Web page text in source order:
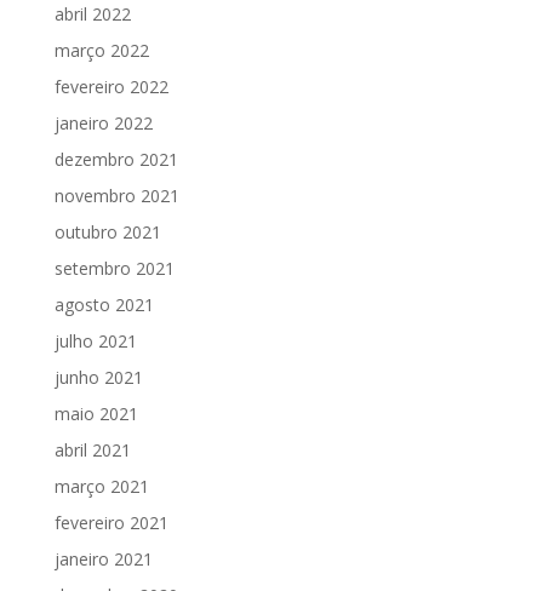
abril 2022
março 2022
fevereiro 2022
janeiro 2022
dezembro 2021
novembro 2021
outubro 2021
setembro 2021
agosto 2021
julho 2021
junho 2021
maio 2021
abril 2021
março 2021
fevereiro 2021
janeiro 2021